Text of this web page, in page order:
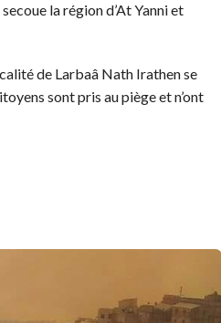
la région d’At Yanni et
de Larbaâ Nath Irathen se
sont pris au piège et n’ont